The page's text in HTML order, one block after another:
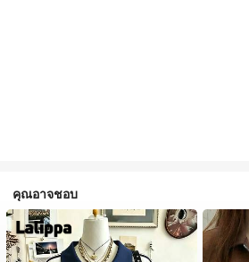
คุณอาจชอบ